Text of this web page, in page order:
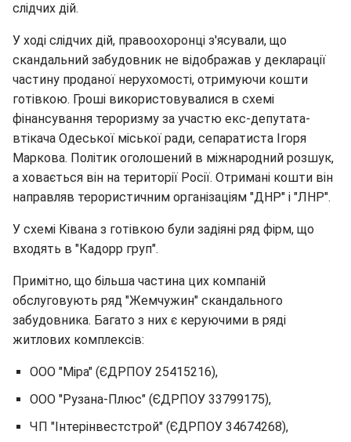
слідчих дій.
У ході слідчих дій, правоохоронці з'ясували, що
скандальний забудовник не відображав у декларації
частину проданої нерухомості, отримуючи кошти
готівкою. Гроші використовувалися в схемі
фінансування тероризму за участю екс-депутата-
втікача Одеської міської ради, сепаратиста Ігоря
Маркова. Політик оголошений в міжнародний розшук,
а ховається він на території Росії. Отримані кошти він
направляв терористичним організаціям "ДНР" і "ЛНР".
У схемі Ківана з готівкою були задіяні ряд фірм, що
входять в "Кадорр груп".
Примітно, що більша частина цих компаній
обслуговують ряд "Жемчужин" скандального
забудовника. Багато з них є керуючими в ряді
житлових комплексів:
ООО "Міра" (ЄДРПОУ 25415216),
ООО "Рузана-Плюс" (ЄДРПОУ 33799175),
ЧП "Інтерінвестстрой" (ЄДРПОУ 34674268),